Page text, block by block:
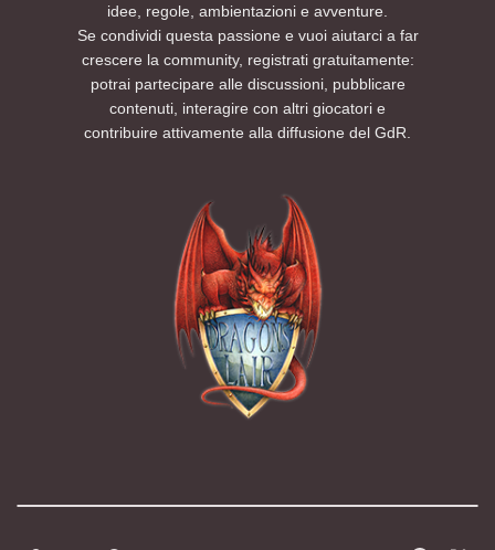
idee, regole, ambientazioni e avventure.
Se condividi questa passione e vuoi aiutarci a far
crescere la community, registrati gratuitamente:
potrai partecipare alle discussioni, pubblicare
contenuti, interagire con altri giocatori e
contribuire attivamente alla diffusione del GdR.